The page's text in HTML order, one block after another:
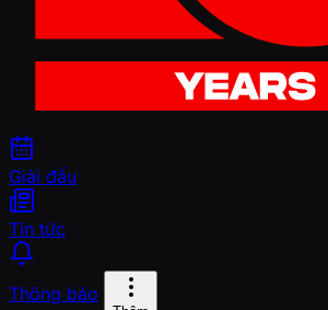
Giải đấu
Tin tức
Thông báo